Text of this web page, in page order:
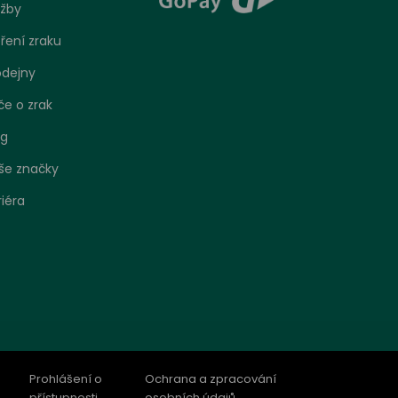
zraku
o zrak
značky
Prohlášení o
Ochrana a zpracování
se